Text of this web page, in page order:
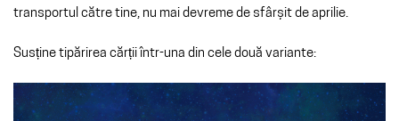
transportul către tine, nu mai devreme de sfârșit de aprilie.
Susține tipărirea cărții într-una din cele două variante: